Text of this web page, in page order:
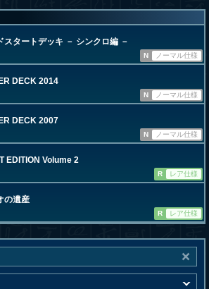
スタートデッキ － シンクロ編 －
N
ノーマル仕様
DECK 2014
N
ノーマル仕様
DECK 2007
N
ノーマル仕様
EDITION Volume 2
R
レア仕様
の遺産
R レア仕様